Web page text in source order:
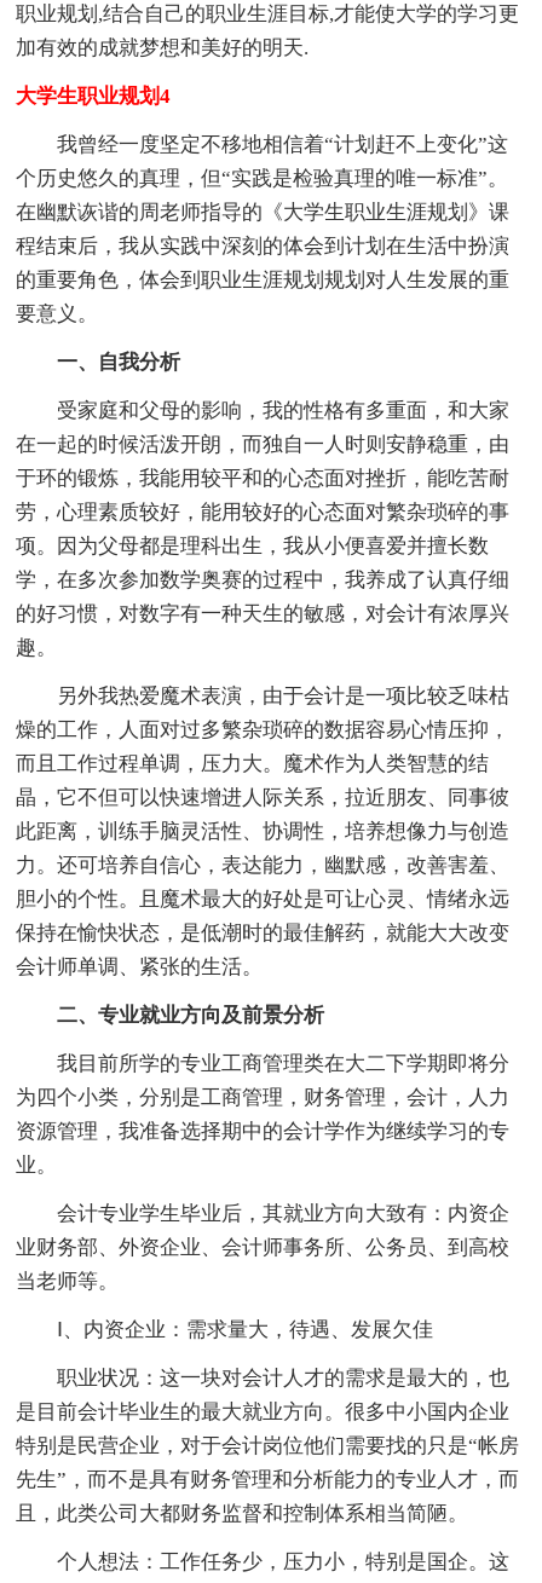
职业规划,结合自己的职业生涯目标,才能使大学的学习更
加有效的成就梦想和美好的明天.
大学生职业规划4
我曾经一度坚定不移地相信着“计划赶不上变化”这
个历史悠久的真理，但“实践是检验真理的唯一标准”。
在幽默诙谐的周老师指导的《大学生职业生涯规划》课
程结束后，我从实践中深刻的体会到计划在生活中扮演
的重要角色，体会到职业生涯规划规划对人生发展的重
要意义。
一、自我分析
受家庭和父母的影响，我的性格有多重面，和大家
在一起的时候活泼开朗，而独自一人时则安静稳重，由
于环的锻炼，我能用较平和的心态面对挫折，能吃苦耐
劳，心理素质较好，能用较好的心态面对繁杂琐碎的事
项。因为父母都是理科出生，我从小便喜爱并擅长数
学，在多次参加数学奥赛的过程中，我养成了认真仔细
的好习惯，对数字有一种天生的敏感，对会计有浓厚兴
趣。
另外我热爱魔术表演，由于会计是一项比较乏味枯
燥的工作，人面对过多繁杂琐碎的数据容易心情压抑，
而且工作过程单调，压力大。魔术作为人类智慧的结
晶，它不但可以快速增进人际关系，拉近朋友、同事彼
此距离，训练手脑灵活性、协调性，培养想像力与创造
力。还可培养自信心，表达能力，幽默感，改善害羞、
胆小的个性。且魔术最大的好处是可让心灵、情绪永远
保持在愉快状态，是低潮时的最佳解药，就能大大改变
会计师单调、紧张的生活。
二、专业就业方向及前景分析
我目前所学的专业工商管理类在大二下学期即将分
为四个小类，分别是工商管理，财务管理，会计，人力
资源管理，我准备选择期中的会计学作为继续学习的专
业。
会计专业学生毕业后，其就业方向大致有：内资企
业财务部、外资企业、会计师事务所、公务员、到高校
当老师等。
Ⅰ、内资企业：需求量大，待遇、发展欠佳
职业状况：这一块对会计人才的需求是最大的，也
是目前会计毕业生的最大就业方向。很多中小国内企业
特别是民营企业，对于会计岗位他们需要找的只是“帐房
先生”，而不是具有财务管理和分析能力的专业人才，而
且，此类公司大都财务监督和控制体系相当简陋。
个人想法：工作任务少，压力小，特别是国企。这